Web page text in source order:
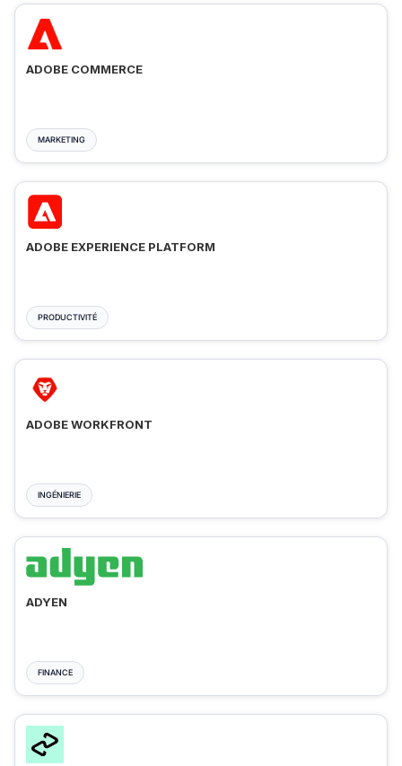
ADOBE COMMERCE
MARKETING
ADOBE EXPERIENCE PLATFORM
PRODUCTIVITÉ
ADOBE WORKFRONT
INGÉNIERIE
ADYEN
FINANCE